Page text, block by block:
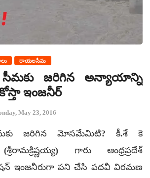
రాయలసీమ
సీమకు జరిగిన అన్యాయాన్ని
ఇంజనీర్
May 23, 2016
జరిగిన మోసమేమిటి? కీ.శే కె
గారు ఆంధ్రప్రదేశ్
ఇంజనీరుగా పని చేసి పదవీ విరమణ